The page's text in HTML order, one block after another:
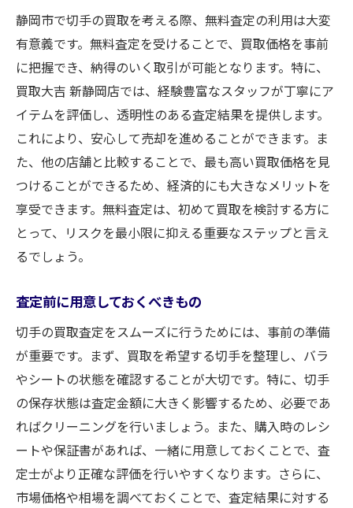
静岡市で切手の買取を考える際、無料査定の利用は大変
有意義です。無料査定を受けることで、買取価格を事前
に把握でき、納得のいく取引が可能となります。特に、
買取大吉 新静岡店では、経験豊富なスタッフが丁寧にア
イテムを評価し、透明性のある査定結果を提供します。
これにより、安心して売却を進めることができます。ま
た、他の店舗と比較することで、最も高い買取価格を見
つけることができるため、経済的にも大きなメリットを
享受できます。無料査定は、初めて買取を検討する方に
とって、リスクを最小限に抑える重要なステップと言え
るでしょう。
査定前に用意しておくべきもの
切手の買取査定をスムーズに行うためには、事前の準備
が重要です。まず、買取を希望する切手を整理し、バラ
やシートの状態を確認することが大切です。特に、切手
の保存状態は査定金額に大きく影響するため、必要であ
ればクリーニングを行いましょう。また、購入時のレシ
ートや保証書があれば、一緒に用意しておくことで、査
定士がより正確な評価を行いやすくなります。さらに、
市場価格や相場を調べておくことで、査定結果に対する